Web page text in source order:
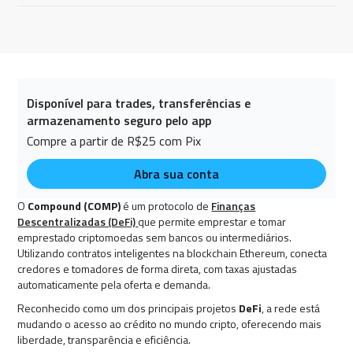
Disponível para trades, transferências e
armazenamento seguro pelo app
Compre a partir de R$25 com Pix
Abra sua conta
O Compound (COMP)é um protocolo de Finanças
Descentralizadas (DeFi)que permite emprestar e tomar
emprestado criptomoedas sem bancos ou intermediários.
Utilizando contratos inteligentes na blockchain Ethereum, conecta
credores e tomadores de forma direta, com taxas ajustadas
automaticamente pela oferta e demanda.
Reconhecido como um dos principais projetos DeFi, a rede está
mudando o acesso ao crédito no mundo cripto, oferecendo mais
liberdade, transparência e eficiência.